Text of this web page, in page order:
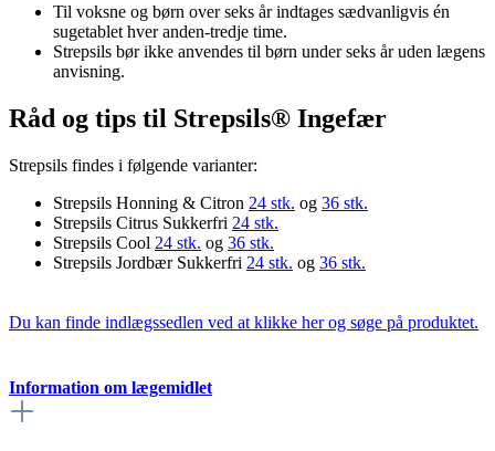
Til voksne og børn over seks år indtages sædvanligvis én
sugetablet hver anden-tredje time.
Strepsils bør ikke anvendes til børn under seks år uden lægens
anvisning.
Råd og tips til Strepsils® Ingefær
Strepsils findes i følgende varianter:
Strepsils Honning & Citron 24 stk. og 36 stk.
Strepsils Citrus Sukkerfri 24 stk.
Strepsils Cool 24 stk. og 36 stk.
Strepsils Jordbær Sukkerfri 24 stk. og 36 stk.
Du kan finde indlægssedlen ved at klikke her og søge på produktet.
Information om lægemidlet